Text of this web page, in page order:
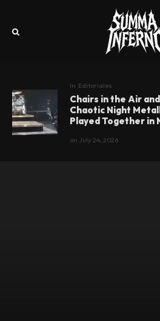
In Editoriales
Chairs in the Air
Chaotic Night
Played Together in
on July 24, 2026